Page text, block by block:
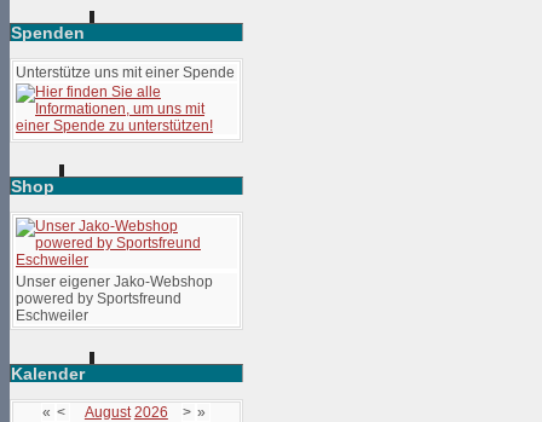
Spenden
Unterstütze uns mit einer Spende
Shop
Unser eigener Jako-Webshop
powered by Sportsfreund
Eschweiler
Kalender
« < August 2026 > »